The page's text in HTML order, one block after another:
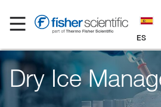
ES
Dry Ice